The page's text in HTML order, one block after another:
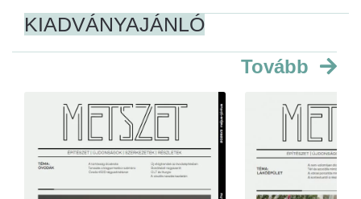
KIADVÁNYAJÁNLÓ
Tovább